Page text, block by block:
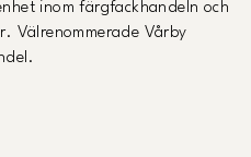
inom färgfackhandeln och
Välrenommerade Vårby